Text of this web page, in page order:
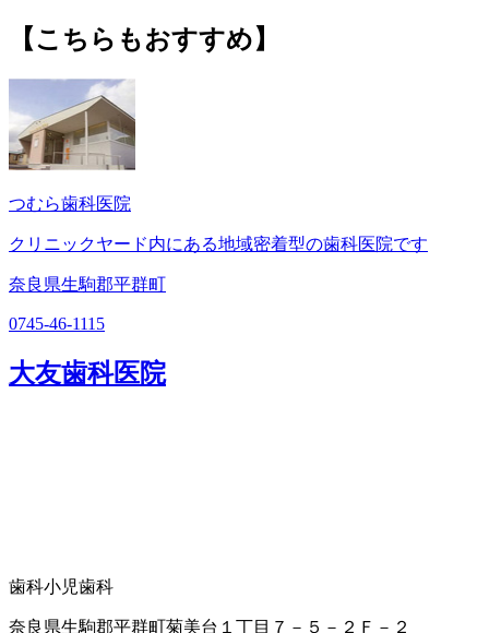
【こちらもおすすめ】
つむら歯科医院
クリニックヤード内にある地域密着型の歯科医院です
奈良県生駒郡平群町
0745-46-1115
大友歯科医院
歯科小児歯科
奈良県生駒郡平群町菊美台１丁目７－５－２Ｆ－２